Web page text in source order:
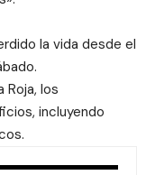
la vida desde el
Roja, los
incluyendo